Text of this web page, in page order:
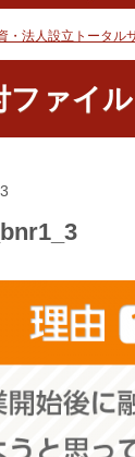
・法人設立トータル
ファイル